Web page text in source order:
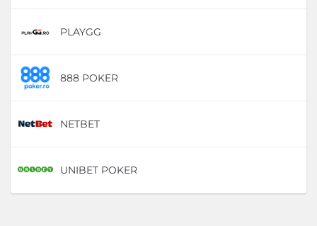
PLAYGG
888 POKER
NETBET
UNIBET POKER